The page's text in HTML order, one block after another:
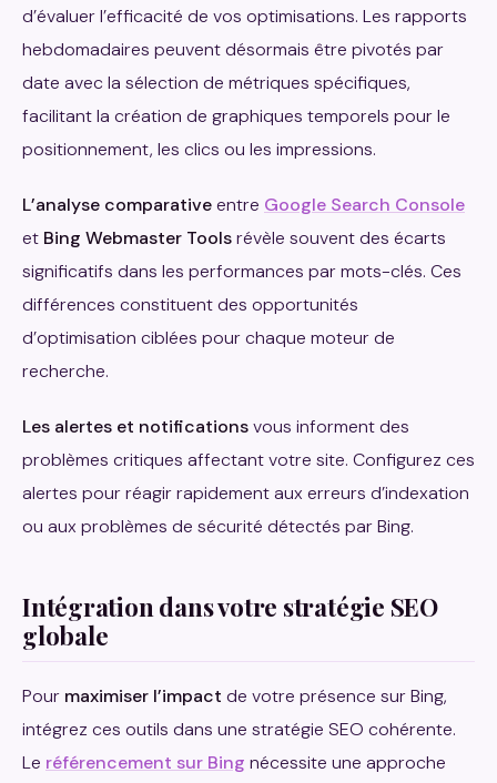
d’évaluer l’efficacité de vos optimisations. Les rapports
hebdomadaires peuvent désormais être pivotés par
date avec la sélection de métriques spécifiques,
facilitant la création de graphiques temporels pour le
positionnement, les clics ou les impressions.
L’analyse comparativeentre Google Search Console
et Bing Webmaster Toolsrévèle souvent des écarts
significatifs dans les performances par mots-clés. Ces
différences constituent des opportunités
d’optimisation ciblées pour chaque moteur de
recherche.
Les alertes et notificationsvous informent des
problèmes critiques affectant votre site. Configurez ces
alertes pour réagir rapidement aux erreurs d’indexation
ou aux problèmes de sécurité détectés par Bing.
Intégration dans votre stratégie SEO
globale
Pour maximiser l’impact de votre présence sur Bing,
intégrez ces outils dans une stratégie SEO cohérente.
Le référencement sur Bing nécessite une approche